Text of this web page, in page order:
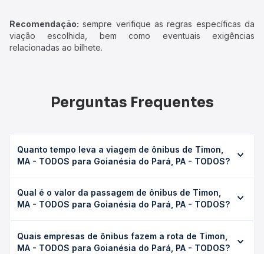
Recomendação: sempre verifique as regras específicas da
viação escolhida, bem como eventuais exigências
relacionadas ao bilhete.
Perguntas Frequentes
Quanto tempo leva a viagem de ônibus de Timon,
MA - TODOS para Goianésia do Pará, PA - TODOS?
Goianésia do Pará, PA - TODOS leva em média 22h,
podendo variar conforme a viação, o tipo de serviço
disponíveis e vê a duração exata de cada opção na data
Qual é o valor da passagem de ônibus de Timon,
MA - TODOS para Goianésia do Pará, PA - TODOS?
para Goianésia do Pará, PA - TODOS custa em média R$
391,27 e varia conforme a data da viagem, a empresa, o
Quais empresas de ônibus fazem a rota de Timon,
MA - TODOS para Goianésia do Pará, PA - TODOS?